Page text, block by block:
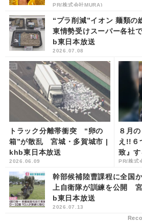
PR(株式会社MURA)
“プラ削減”イオン 麺類
東情勢受けスーパー各社
b東日本放送
2026.07.08
トラック分離帯衝突 “卵の
箱”が散乱 宮城・多賀城市 |
khb東日本放送
2026.06.09
８月
え!!６
致』
PR(株式
幹部候補陸曹課程に全国
上自衛隊が訓練を公開
b東日本放送
2026.07.13